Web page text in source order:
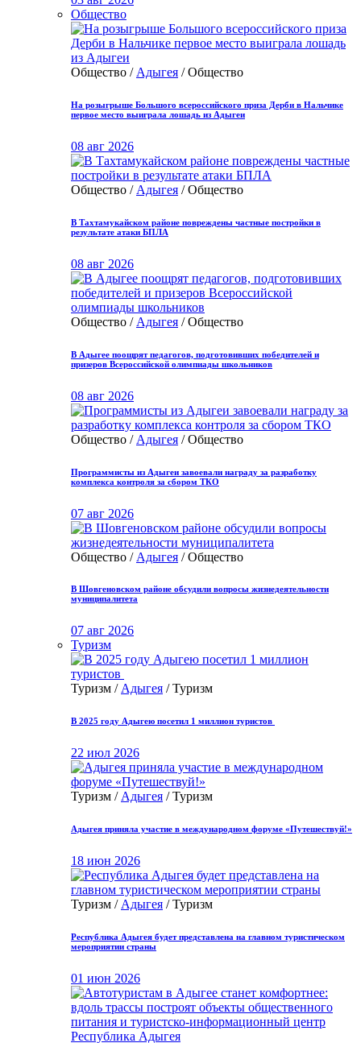
Общество
Общество / Адыгея / Общество
На розыгрыше Большого всероссийского приза Дерби в Нальчике
первое место выиграла лошадь из Адыгеи
08 авг 2026
Общество / Адыгея / Общество
В Тахтамукайском районе повреждены частные постройки в
результате атаки БПЛА
08 авг 2026
Общество / Адыгея / Общество
В Адыгее поощрят педагогов, подготовивших победителей и
призеров Всероссийской олимпиады школьников
08 авг 2026
Общество / Адыгея / Общество
Программисты из Адыгеи завоевали награду за разработку
комплекса контроля за сбором ТКО
07 авг 2026
Общество / Адыгея / Общество
В Шовгеновском районе обсудили вопросы жизнедеятельности
муниципалитета
07 авг 2026
Туризм
Туризм /Адыгея / Туризм
В 2025 году Адыгею посетил 1 миллион туристов
22 июл 2026
Туризм / Адыгея / Туризм
Адыгея приняла участие в международном форуме «Путешествуй!»
18 июн 2026
Туризм / Адыгея / Туризм
Республика Адыгея будет представлена на главном туристическом
мероприятии страны
01 июн 2026